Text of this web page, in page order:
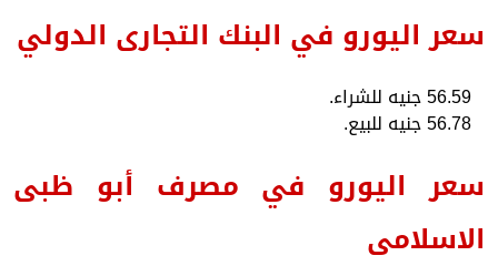
سعر اليورو في البنك التجارى الدولي
56.59 جنيه للشراء.
56.78 جنيه للبيع.
سعر اليورو في مصرف أبو ظبى
الاسلامى